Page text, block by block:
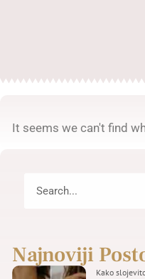
It seems we can't find
Najnoviji
Kako